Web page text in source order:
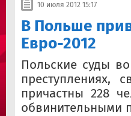
10 июля 2012 15:17
В Польше
Евро-2012
Польские суды
преступлениях,
причастны 228
обвинительными